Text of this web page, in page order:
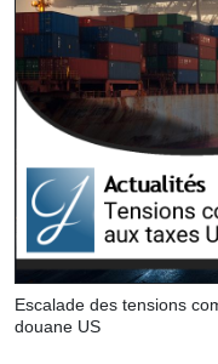
Escalade des tensions
douane US